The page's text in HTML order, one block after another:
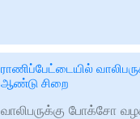
ராணிப்பேட்டையில்
ஆண்டு சிறை
வாலிபருக்கு போக்சோ